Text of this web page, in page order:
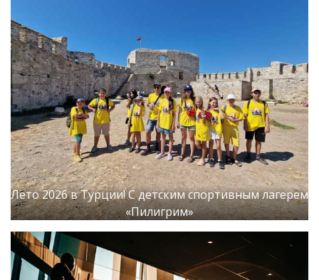
Лето 2026 в Турции! С детским спортивным лагерем
«Пилигрим»